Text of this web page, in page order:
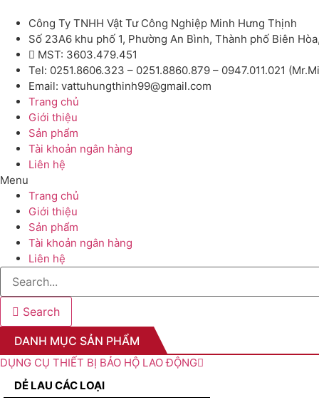
Công Ty TNHH Vật Tư Công Nghiệp Minh Hưng Thịnh
Số 23A6 khu phố 1, Phường An Bình, Thành phố Biên
MST: 3603.479.451
Tel: 0251.8606.323 – 0251.8860.879 – 0947.011.021
Email: vattuhungthinh99@gmail.com
Trang chủ
Giới thiệu
Sản phẩm
Tài khoản ngân hàng
Liên hệ
Menu
Trang chủ
Giới thiệu
Sản phẩm
Tài khoản ngân hàng
Liên hệ
Search
DANH MỤC SẢN PHẨM
DỤNG CỤ THIẾT BỊ BẢO HỘ LAO ĐỘNG
DẺ LAU CÁC LOẠI